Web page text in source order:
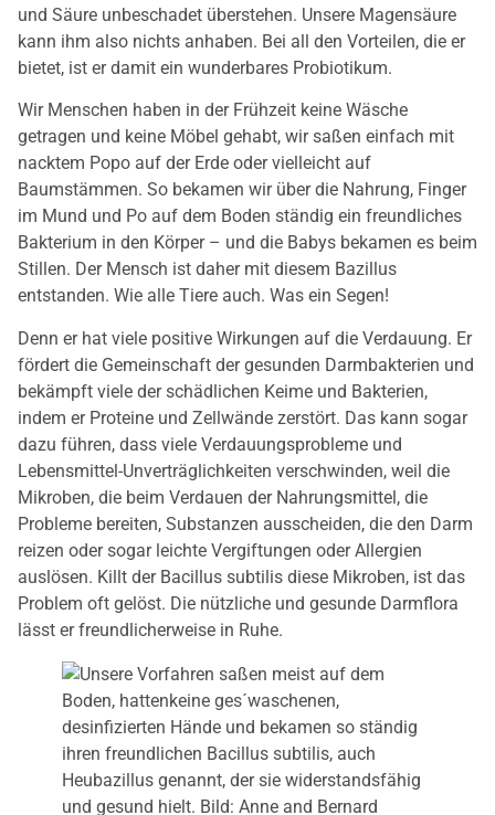
und Säure unbeschadet überstehen. Unsere Magensäure
kann ihm also nichts anhaben. Bei all den Vorteilen, die er
bietet, ist er damit ein wunderbares Probiotikum.
Wir Menschen haben in der Frühzeit keine Wäsche
getragen und keine Möbel gehabt, wir saßen einfach mit
nacktem Popo auf der Erde oder vielleicht auf
Baumstämmen. So bekamen wir über die Nahrung, Finger
im Mund und Po auf dem Boden ständig ein freundliches
Bakterium in den Körper – und die Babys bekamen es beim
Stillen. Der Mensch ist daher mit diesem Bazillus
entstanden. Wie alle Tiere auch. Was ein Segen!
Denn er hat viele positive Wirkungen auf die Verdauung. Er
fördert die Gemeinschaft der gesunden Darmbakterien und
bekämpft viele der schädlichen Keime und Bakterien,
indem er Proteine und Zellwände zerstört. Das kann sogar
dazu führen, dass viele Verdauungsprobleme und
Lebensmittel-Unverträglichkeiten verschwinden, weil die
Mikroben, die beim Verdauen der Nahrungsmittel, die
Probleme bereiten, Substanzen ausscheiden, die den Darm
reizen oder sogar leichte Vergiftungen oder Allergien
auslösen. Killt der Bacillus subtilis diese Mikroben, ist das
Problem oft gelöst. Die nützliche und gesunde Darmflora
lässt er freundlicherweise in Ruhe.